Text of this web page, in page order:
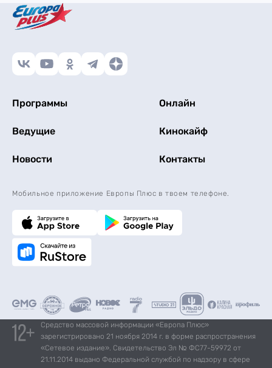
Программы Онлайн
Ведущие Кинокайф
Новости Контакты
Мобильное приложение Европы Плюс в твоем телефоне.
Средство массовой информации «Европа Плюс»
зарегистрировано 21 ноября 2014 г. в форме распространения
«Сетевое издание». Свидетельство Эл № ФС77-59972 от
21.11.2014 выдано Федеральной службой по надзору в сфере